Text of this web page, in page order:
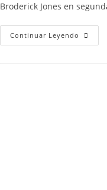
Broderick Jones en
Continuar Leyendo